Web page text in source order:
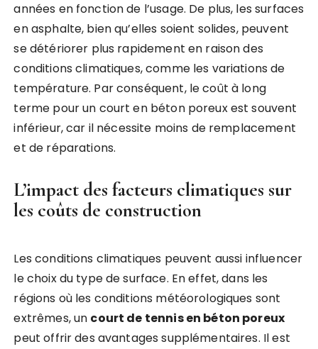
années en fonction de l’usage. De plus, les surfaces
en asphalte, bien qu’elles soient solides, peuvent
se détériorer plus rapidement en raison des
conditions climatiques, comme les variations de
température. Par conséquent, le coût à long
terme pour un court en béton poreux est souvent
inférieur, car il nécessite moins de remplacement
et de réparations.
L’impact des facteurs climatiques sur
les coûts de construction
Les conditions climatiques peuvent aussi influencer
le choix du type de surface. En effet, dans les
régions où les conditions météorologiques sont
extrêmes, un court de tennis en béton poreux
peut offrir des avantages supplémentaires. Il est